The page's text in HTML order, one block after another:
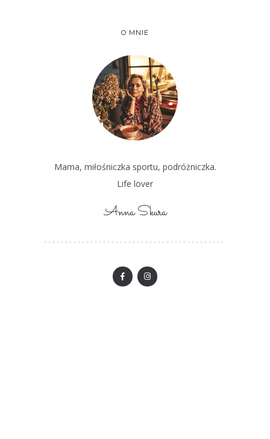
O MNIE
Mama, miłośniczka sportu, podróżniczka.
Life lover
Anna Skura